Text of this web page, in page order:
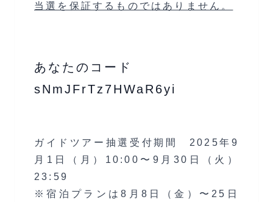
当選を保証するものではありません。
あなたのコード
sNmJFrTz7HWaR6yi
ガイドツアー抽選受付期間 2025年9
月1日（月）10:00〜9月30日（火）
23:59
※宿泊プランは8月8日（金）〜25日